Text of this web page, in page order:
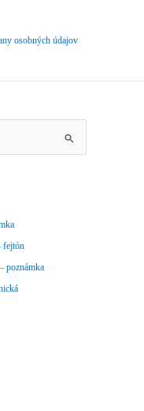
osobných údajov
fejtón
poznámka